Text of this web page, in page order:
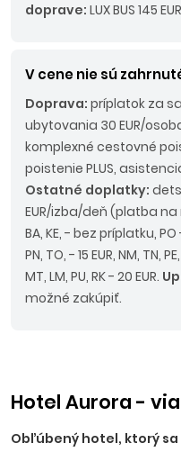
doprave: LUX BUS 145
V cene nie sú
Doprava: príplatok za
ubytovania 30 EUR/
komplexné cestovné
poistenie PLUS,
Ostatné doplatky:
EUR/izba/deň (platba
BA, KE, - bez príplatku, PO
PN, TO, - 15 EUR, NM, TN,
MT, LM, PU, RK - 20 EUR.
možné zakúpiť.
Hotel Aurora -
Obľúbený hotel, ktorý